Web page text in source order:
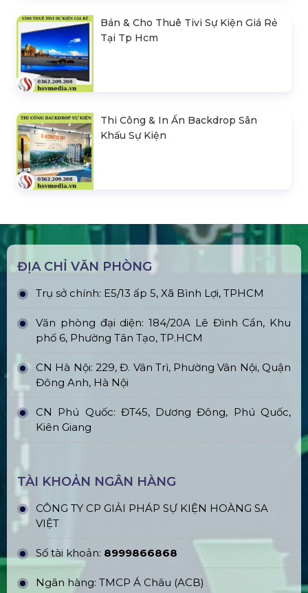
Bán & Cho Thuê Tivi Sự Kiện Giá Rẻ
Tại Tp Hcm
Thi Công & In Ấn Backdrop Sân
Khấu Sự Kiện
ĐỊA CHỈ VĂN PHÒNG
Trụ sở chính: E5/13 ấp 5, Xã Bình Lợi, TPHCM
Văn phòng đại diện: 184/20A Lê Đình Cẩn, Khu
phố 6, Phường Tân Tạo, TP.HCM
CN Hà Nội: 229, Đ. Vân Trì, Phường Vân Nội, Quận
Đông Anh, Hà Nội
CN Phú Quốc: ĐT45, Dương Đông, Phú Quốc,
Kiên Giang
TÀI KHOẢN NGÂN HÀNG
CÔNG TY CP GIẢI PHÁP SỰ KIỆN HOÀNG SA
VIỆT
Số tài khoản: 8999866868
Ngân hàng: TMCP Á Châu (ACB)